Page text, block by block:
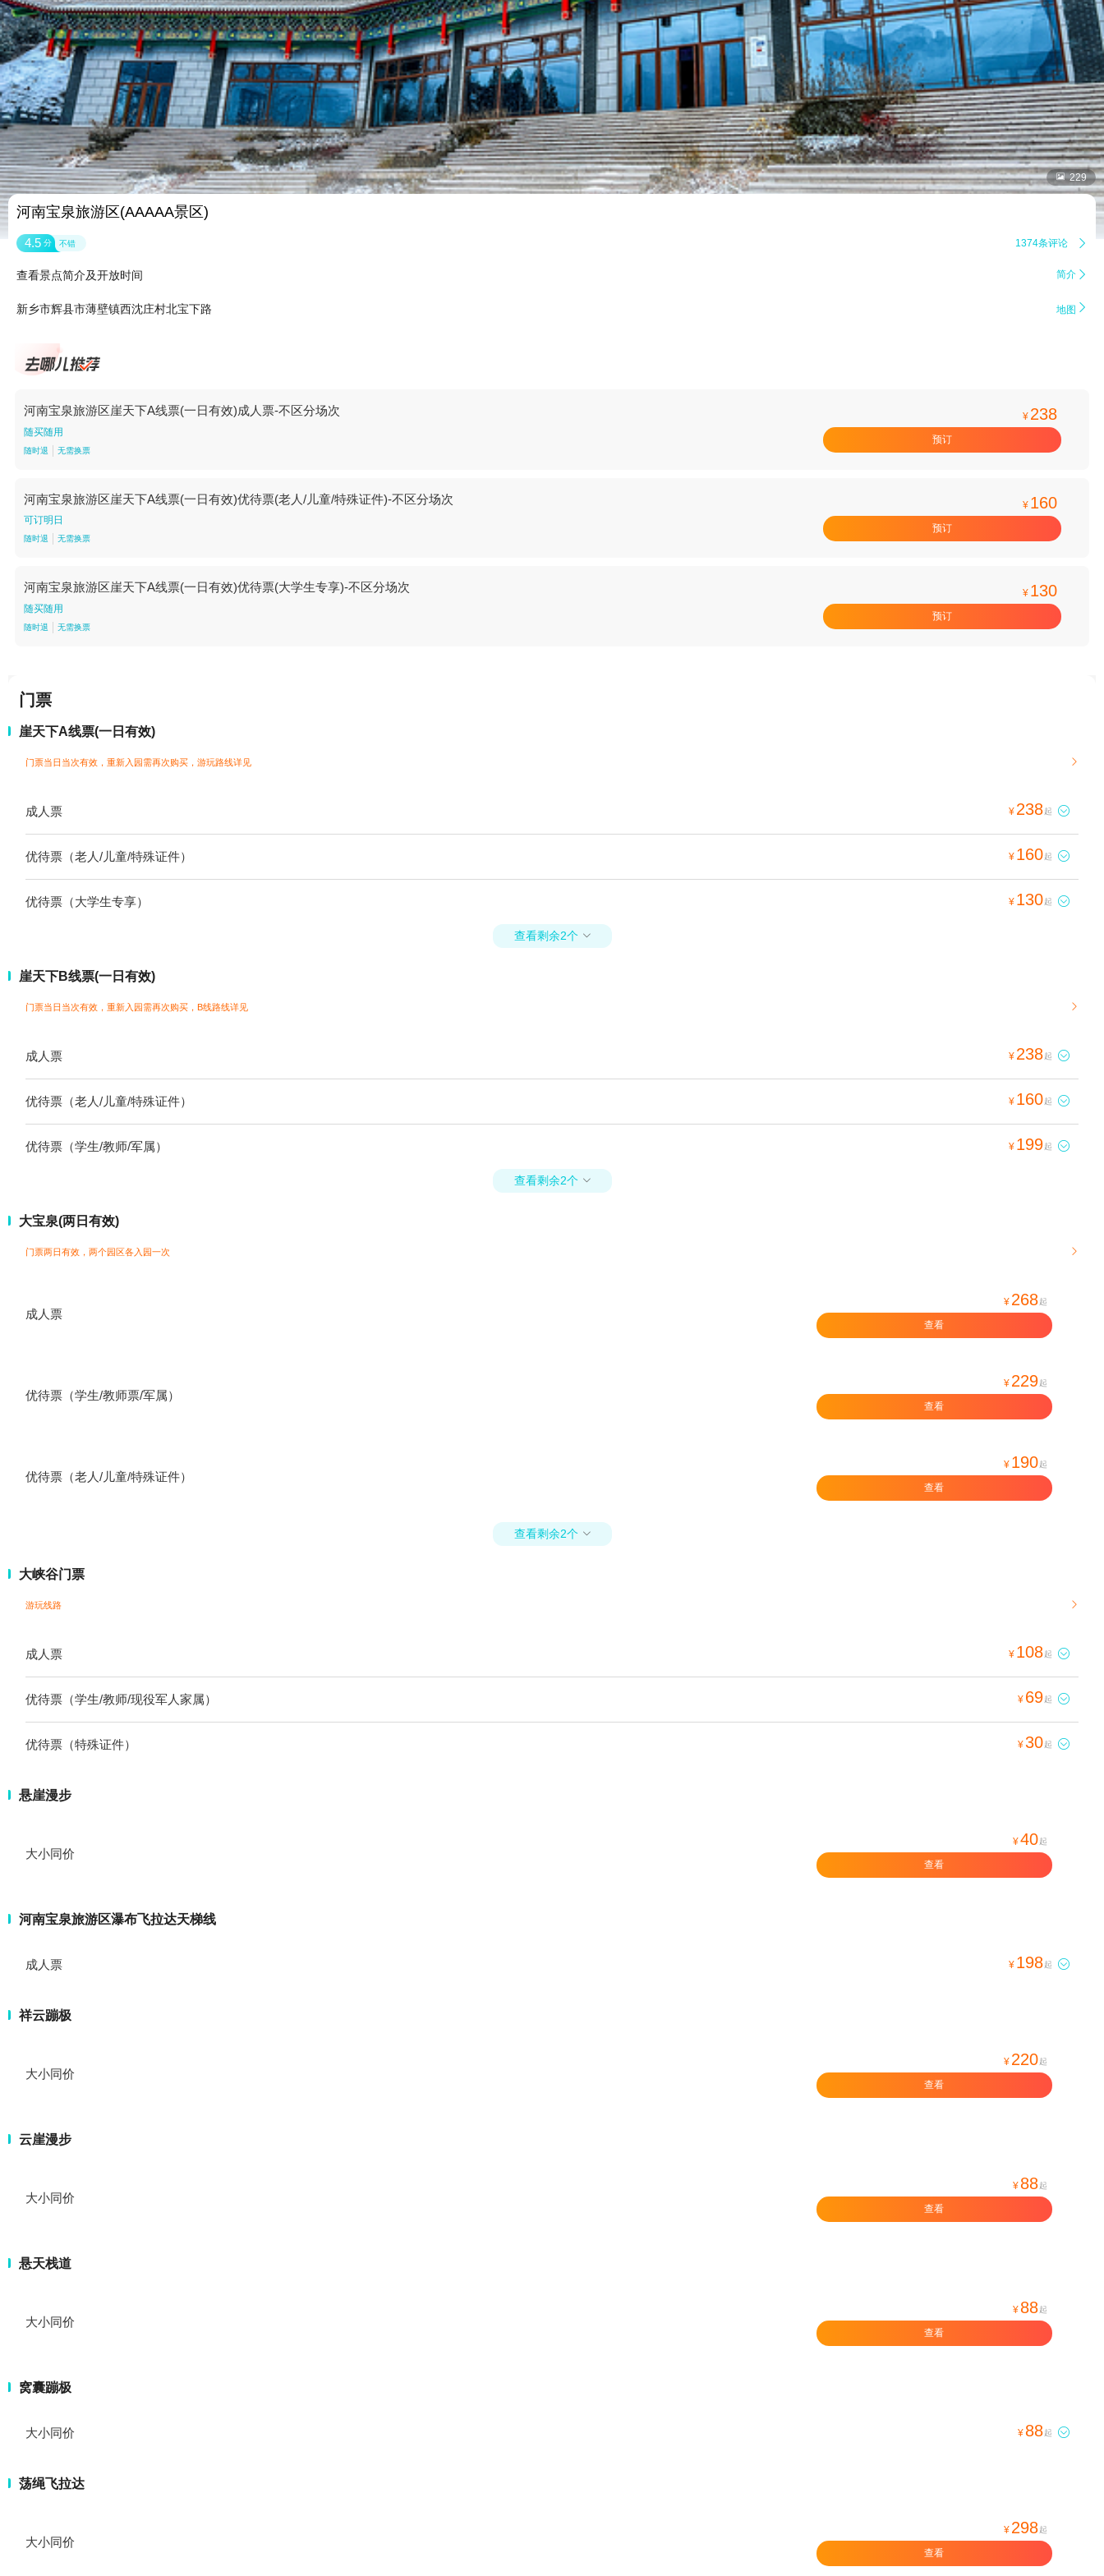
 229
河南宝泉旅游区(AAAAA景区)
4.5 分 不错 1374条评论 
查看景点简介及开放时间 简介 
新乡市辉县市薄壁镇西沈庄村北宝下路 地图 
河南宝泉旅游区崖天下A线票(一日有效)成人票-不区分场次
随买随用
随时退 无需换票
¥ 238
预订
河南宝泉旅游区崖天下A线票(一日有效)优待票(老人/儿童/特殊证件)-不区分场次
可订明日
随时退 无需换票
¥ 160
预订
河南宝泉旅游区崖天下A线票(一日有效)优待票(大学生专享)-不区分场次
随买随用
随时退 无需换票
¥ 130
预订
门票
崖天下A线票(一日有效)
门票当日当次有效，重新入园需再次购买，游玩路线详见 
成人票 ¥ 238起 
优待票（老人/儿童/特殊证件） ¥ 160起 
优待票（大学生专享） ¥ 130起 
查看剩余2个 
崖天下B线票(一日有效)
门票当日当次有效，重新入园需再次购买，B线路线详见 
成人票 ¥ 238起 
优待票（老人/儿童/特殊证件） ¥ 160起 
优待票（学生/教师/军属） ¥ 199起 
查看剩余2个 
大宝泉(两日有效)
门票两日有效，两个园区各入园一次 
成人票
¥ 268 起
查看
优待票（学生/教师票/军属）
¥ 229 起
查看
优待票（老人/儿童/特殊证件）
¥ 190 起
查看
查看剩余2个 
大峡谷门票
游玩线路 
成人票 ¥ 108起 
优待票（学生/教师/现役军人家属） ¥ 69起 
优待票（特殊证件） ¥30起 
悬崖漫步
大小同价
¥40 起
查看
河南宝泉旅游区瀑布飞拉达天梯线
成人票 ¥ 198起 
祥云蹦极
大小同价
¥ 220 起
查看
云崖漫步
大小同价
¥ 88 起
查看
悬天栈道
大小同价
¥ 88 起
查看
窝囊蹦极
大小同价 ¥ 88起 
荡绳飞拉达
大小同价
¥ 298 起
查看